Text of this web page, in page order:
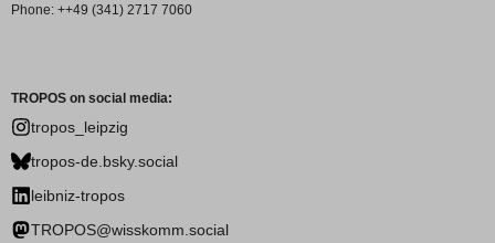
Phone: ++49 (341) 2717 7060
TROPOS on social media:
tropos_leipzig
tropos-de.bsky.social
leibniz-tropos
TROPOS@wisskomm.social